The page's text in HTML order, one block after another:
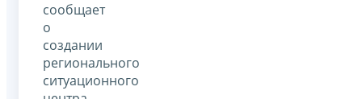
сообщает
о
создании
регионального
ситуационного